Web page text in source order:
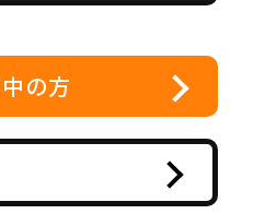
の方